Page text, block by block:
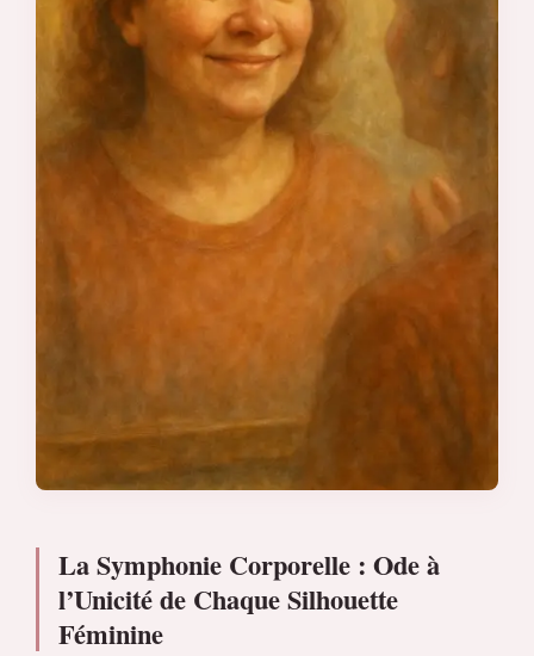
La Symphonie Corporelle : Ode à
l’Unicité de Chaque Silhouette
Féminine